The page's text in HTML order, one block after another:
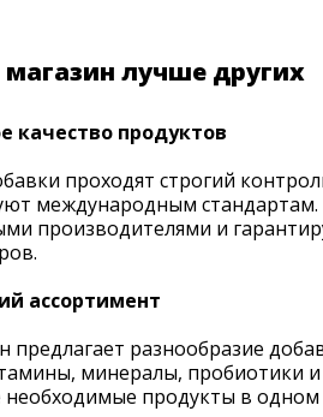
лучше других
качество продуктов
проходят строгий
международным
производителями и
ассортимент
предлагает разнообразие
минералы, пробиотики
необходимые продукты в одном